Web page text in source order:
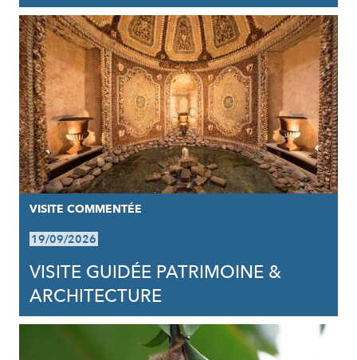
VISITE COMMENTÉE
19/09/2026
VISITE GUIDÉE PATRIMOINE &
ARCHITECTURE